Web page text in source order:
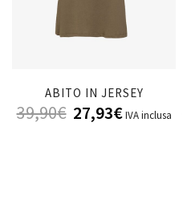
ABITO IN JERSEY
39,90€ 27,93€ IVA inclusa